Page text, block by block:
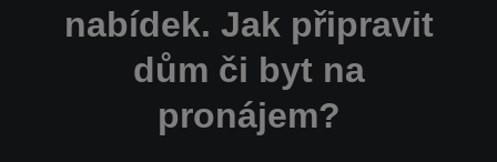
nabídek. Jak připravit
dům či byt na
pronájem?